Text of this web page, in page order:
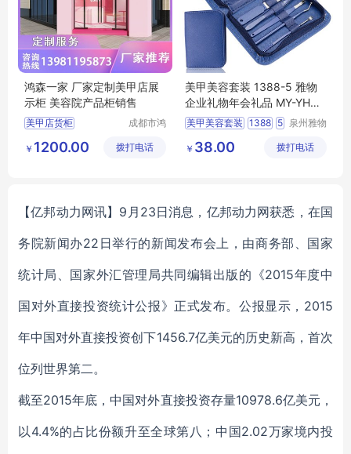
鸿森一家 厂家定制美甲店展
示柜 美容院产品柜销售
美甲店货柜
美甲店置物柜
成都市鸿
览展示有
￥ 1200.00 拨打电话
美甲美容套装 1388-5 雅物
企业礼物年会礼品 MY-YHG
M-L5-09
美甲美容套装 1388 5
MY YHGM
泉州雅物
公司
￥ 38.00 拨打电话
【亿邦动力网讯】9月23日消息，亿邦动力网获悉，在国
务院新闻办22日举行的新闻发布会上，由商务部、国家
统计局、国家外汇管理局共同编辑出版的《2015年度中
国对外直接投资统计公报》正式发布。公报显示，2015
年中国对外直接投资创下1456.7亿美元的历史新高，首次
位列世界第二。
截至2015年底，中国对外直接投资存量10978.6亿美元，
以4.4%的占比份额升至全球第八；中国2.02万家境内投